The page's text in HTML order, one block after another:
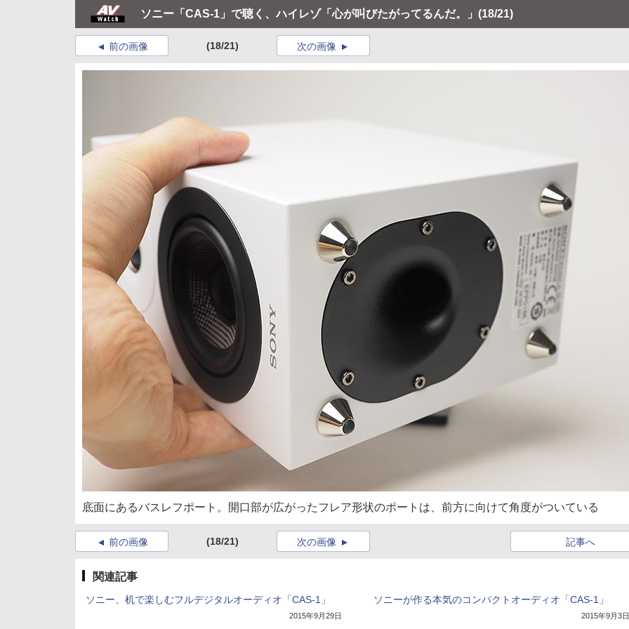
ソニー「CAS-1」で聴く、ハイレゾ「心が叫びたがってるんだ。」 (18/21)
前の画像 (18/21) 次の画像
底面にあるバスレフポート。開口部が広がったフレア形状のポートは、前方に向けて角度がついている
前の画像 (18/21) 記事へ
次の画像
関連記事
ソニー、机で楽しむフルデジタルオーディオ「CAS-1」
2015年9月29日
ソニーが作る本気のコンパクトオーディオ「CAS-1」
2015年9月3日